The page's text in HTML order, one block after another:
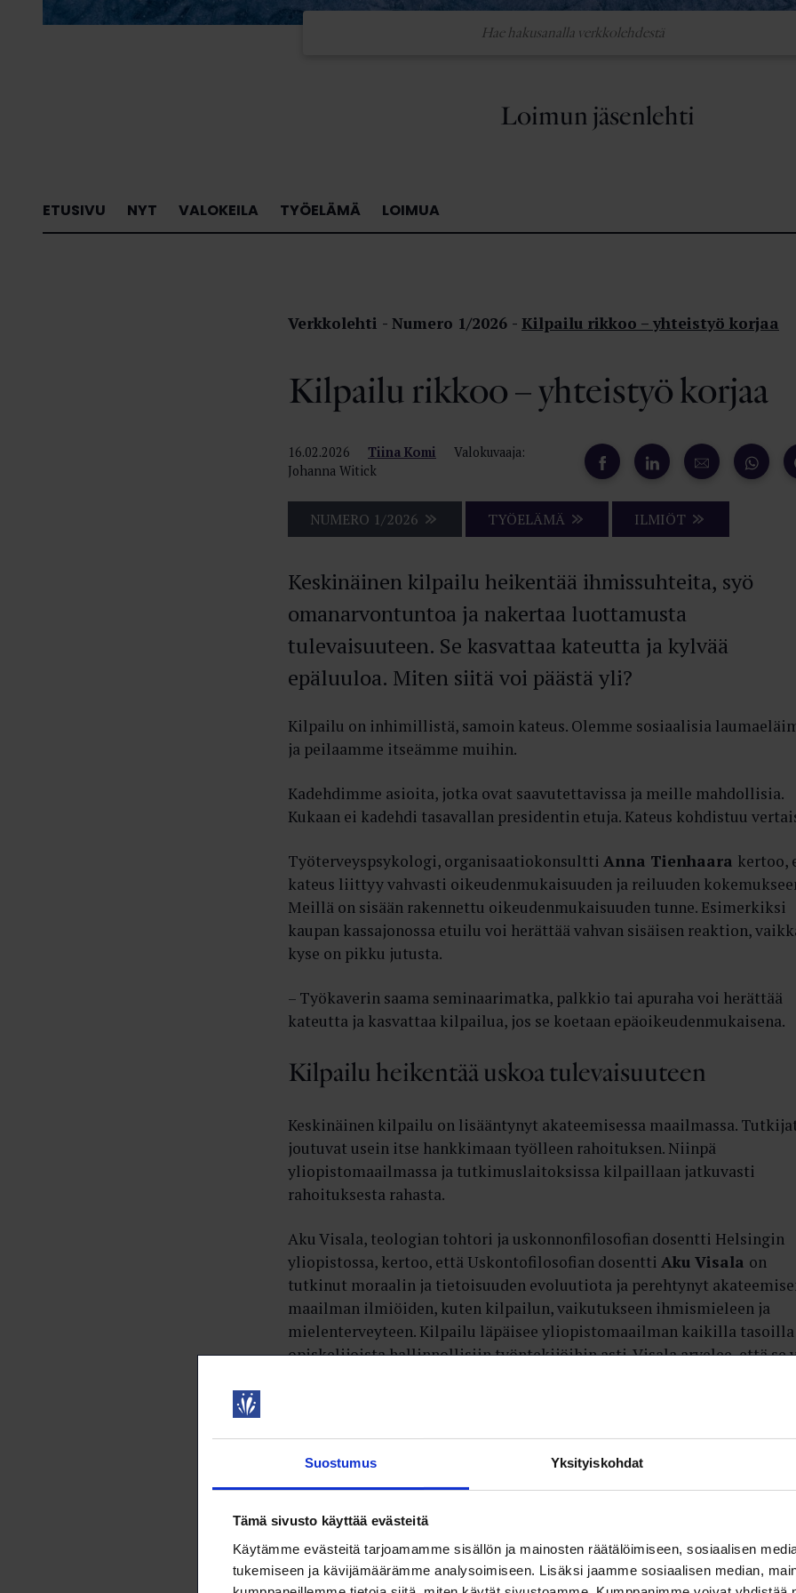
Suostumus Yksityiskohdat
Tämä sivusto käyttää evästeitä
Käytämme evästeitä tarjoamamme sisällön ja mainosten räätälöimiseen, sosiaalisen
tukemiseen ja kävijämäärämme analysoimiseen. Lisäksi jaamme sosiaalisen median,
Loimun jäsenlehti
ETUSIVU NYT VALOKEILA TYÖELÄMÄ LOIMUA
Verkkolehti Numero 1/2026 Kilpailu rikkoo – yhteistyö korjaa
Kilpailu rikkoo – yhteistyö korjaa
16.02.2026 Tiina Komi
Valokuvaaja:
Johanna Witick
NUMERO 1/2026 TYÖELÄMÄ ILMIÖT
Keskinäinen kilpailu heikentää ihmissuhteita, syö
omanarvontuntoa ja nakertaa luottamusta
tulevaisuuteen. Se kasvattaa kateutta ja kylvää
epäluuloa. Miten siitä voi päästä yli?
Kilpailu on inhimillistä, samoin kateus. Olemme sosiaalisia
ja peilaamme itseämme muihin.
Kadehdimme asioita, jotka ovat saavutettavissa ja meille mahdollisia.
Kukaan ei kadehdi tasavallan presidentin etuja. Kateus kohdistuu
Työterveyspsykologi, organisaatiokonsultti Anna Tienhaara kertoo,
kateus liittyy vahvasti oikeudenmukaisuuden ja reiluuden
Meillä on sisään rakennettu oikeudenmukaisuuden tunne. Esimerkiksi
kaupan kassajonossa etuilu voi herättää vahvan sisäisen reaktion,
kyse on pikku jutusta.
– Työkaverin saama seminaarimatka, palkkio tai apuraha voi herättää
kateutta ja kasvattaa kilpailua, jos se koetaan epäoikeudenmukaisena.
Kilpailu heikentää uskoa tulevaisuuteen
Keskinäinen kilpailu on lisääntynyt akateemisessa maailmassa.
joutuvat usein itse hankkimaan työlleen rahoituksen. Niinpä
yliopistomaailmassa ja tutkimuslaitoksissa kilpaillaan jatkuvasti
rahoituksesta rahasta.
Aku Visala, teologian tohtori ja uskonnonfilosofian dosentti Helsingin
yliopistossa, kertoo, että Uskontofilosofian dosentti Aku Visala on
tutkinut moraalin ja tietoisuuden evoluutiota ja perehtynyt
maailman ilmiöiden, kuten kilpailun, vaikutukseen ihmismieleen ja
mielenterveyteen. Kilpailu läpäisee yliopistomaailman kaikilla tasoilla
opiskelijoista hallinnollisiin työntekijöihin asti. Visala arvelee, että se
heikentää toivoa tulevaisuuteen.
Monen ura ja toimeentulo riippuvat apurahoista. Samoista rahoista
kilpailee useampi henkilö. Kilpailu on nollasummapeliä, jossa yksi saa
rahaa, toinen ei.
Kilpailu rahoituksesta murentaa yhteistä solidaarisuutta ja